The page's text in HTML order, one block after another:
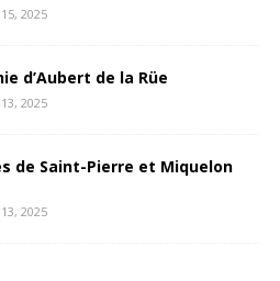
2025
d’Aubert de la Rüe
2025
de Saint-Pierre et Miquelon
2025